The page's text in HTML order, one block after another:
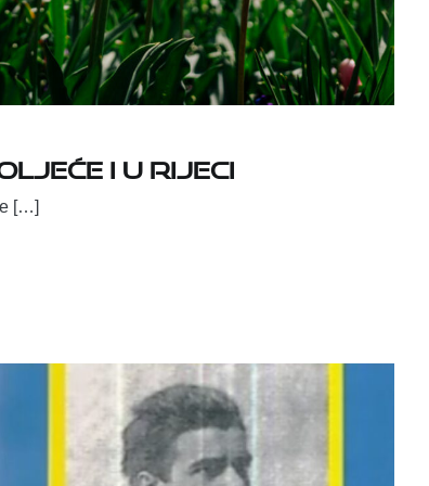
i u Rijeci
[…]